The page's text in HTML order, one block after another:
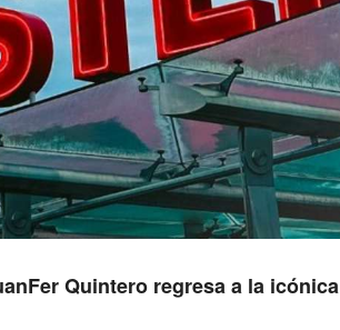
Quintero regresa a la icónica